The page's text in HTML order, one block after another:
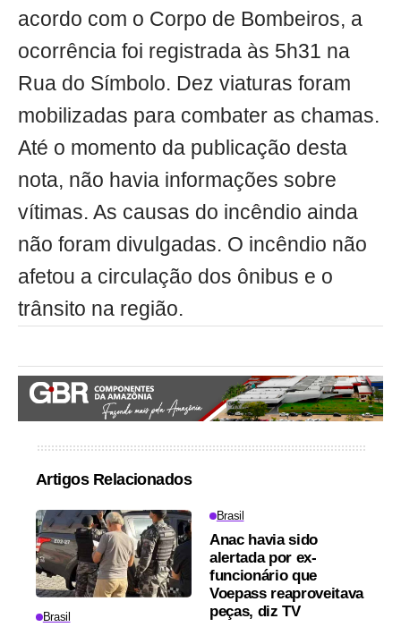
acordo com o Corpo de Bombeiros, a
ocorrência foi registrada às 5h31 na
Rua do Símbolo. Dez viaturas foram
mobilizadas para combater as chamas.
Até o momento da publicação desta
nota, não havia informações sobre
vítimas. As causas do incêndio ainda
não foram divulgadas. O incêndio não
afetou a circulação dos ônibus e o
trânsito na região.
Artigos Relacionados
Brasil
Brasil
Anac havia sido
alertada por ex-
funcionário que
Voepass reaproveitava
peças, diz TV